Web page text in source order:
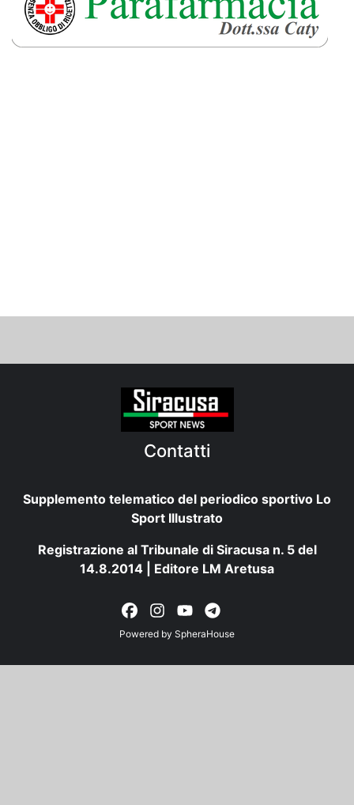
Contatti
Supplemento telematico del periodico sportivo Lo
Sport Illustrato
Registrazione al Tribunale di Siracusa n. 5 del
14.8.2014 | Editore LM Aretusa
Powered by SpheraHouse